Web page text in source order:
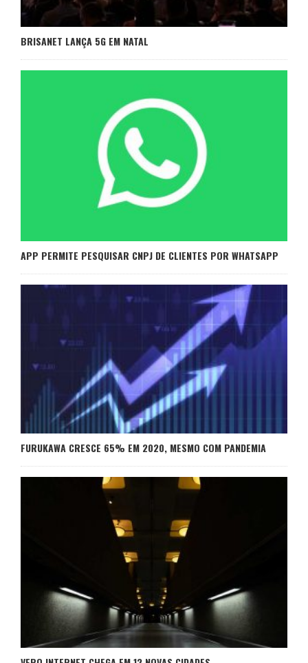
BRISANET LANÇA 5G EM NATAL
APP PERMITE PESQUISAR CNPJ DE CLIENTES POR WHATSAPP
FURUKAWA CRESCE 65% EM 2020, MESMO COM PANDEMIA